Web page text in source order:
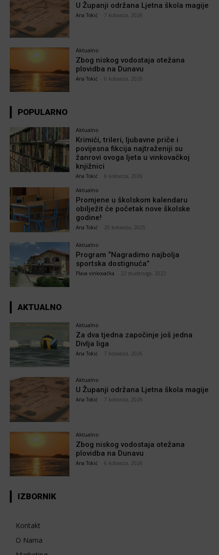
U Županji održana Ljetna škola magije
Ana Tokić 7 kolovoza, 2026
Aktualno
Zbog niskog vodostaja otežana
plovidba na Dunavu
Ana Tokić 6 kolovoza, 2026
POPULARNO
Aktualno
Krimići, trileri, ljubavne priče i
povijesna fikcija najtraženiji su
žanrovi ovoga ljeta u vinkovačkoj
knjižnici
Ana Tokić 6 kolovoza, 2026
Aktualno
Promjene u školskom kalendaru
obilježit će početak nove školske
godine!
Ana Tokić 20 kolovoza, 2025
Aktualno
Program “Nagradimo najbolja
sportska dostignuća”
Plava vinkovačka 22 studenoga, 2022
AKTUALNO
Aktualno
Za dva tjedna započinje još jedna
Divlja liga
Ana Tokić 7 kolovoza, 2026
Aktualno
U Županji održana Ljetna škola magije
Ana Tokić 7 kolovoza, 2026
Aktualno
Zbog niskog vodostaja otežana
plovidba na Dunavu
Ana Tokić 6 kolovoza, 2026
IZBORNIK
Kontakt
O Nama